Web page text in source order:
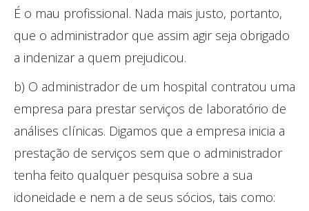
É o mau profissional. Nada mais justo, portanto,
que o administrador que assim agir seja obrigado
a indenizar a quem prejudicou.
b) O administrador de um hospital contratou uma
empresa para prestar serviços de laboratório de
análises clínicas. Digamos que a empresa inicia a
prestação de serviços sem que o administrador
tenha feito qualquer pesquisa sobre a sua
idoneidade e nem a de seus sócios, tais como: